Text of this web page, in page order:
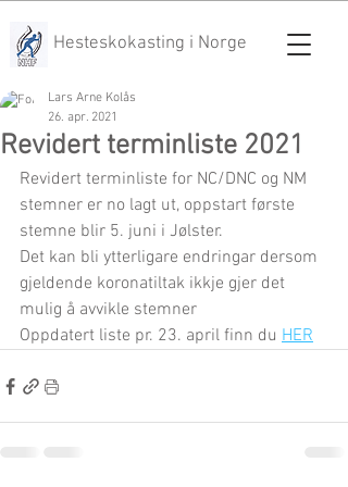
Hesteskokasting i Norge
Revidert terminliste 2021
Lars Arne Kolås
26. apr. 2021
Revidert terminliste for NC/DNC og NM
stemner er no lagt ut, oppstart første
stemne blir 5. juni i Jølster.
Det kan bli ytterligare endringar dersom
gjeldende koronatiltak ikkje gjer det
mulig å avvikle stemner
Oppdatert liste pr. 23. april finn du HER